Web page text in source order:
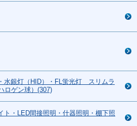
水銀灯（HID）・FL蛍光灯 スリムラ
ロゲン球）(307)
ト・LED間接照明・什器照明・棚下照